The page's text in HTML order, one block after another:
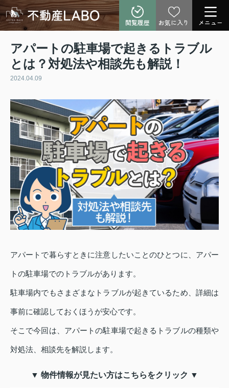
閲覧履歴 お気に入り メニュー
アパートの駐車場で起きるトラブル
とは？対処法や相談先も解説！
2024.04.09
アパートで暮らすときに注意したいことのひとつに、アパー
トの駐車場でのトラブルがあります。
駐車場内でもさまざまなトラブルが起きているため、詳細は
事前に確認しておくほうが安心です。
そこで今回は、アパートの駐車場で起きるトラブルの種類や
対処法、相談先を解説します。
▼ 物件情報が見たい方はこちらをクリック ▼